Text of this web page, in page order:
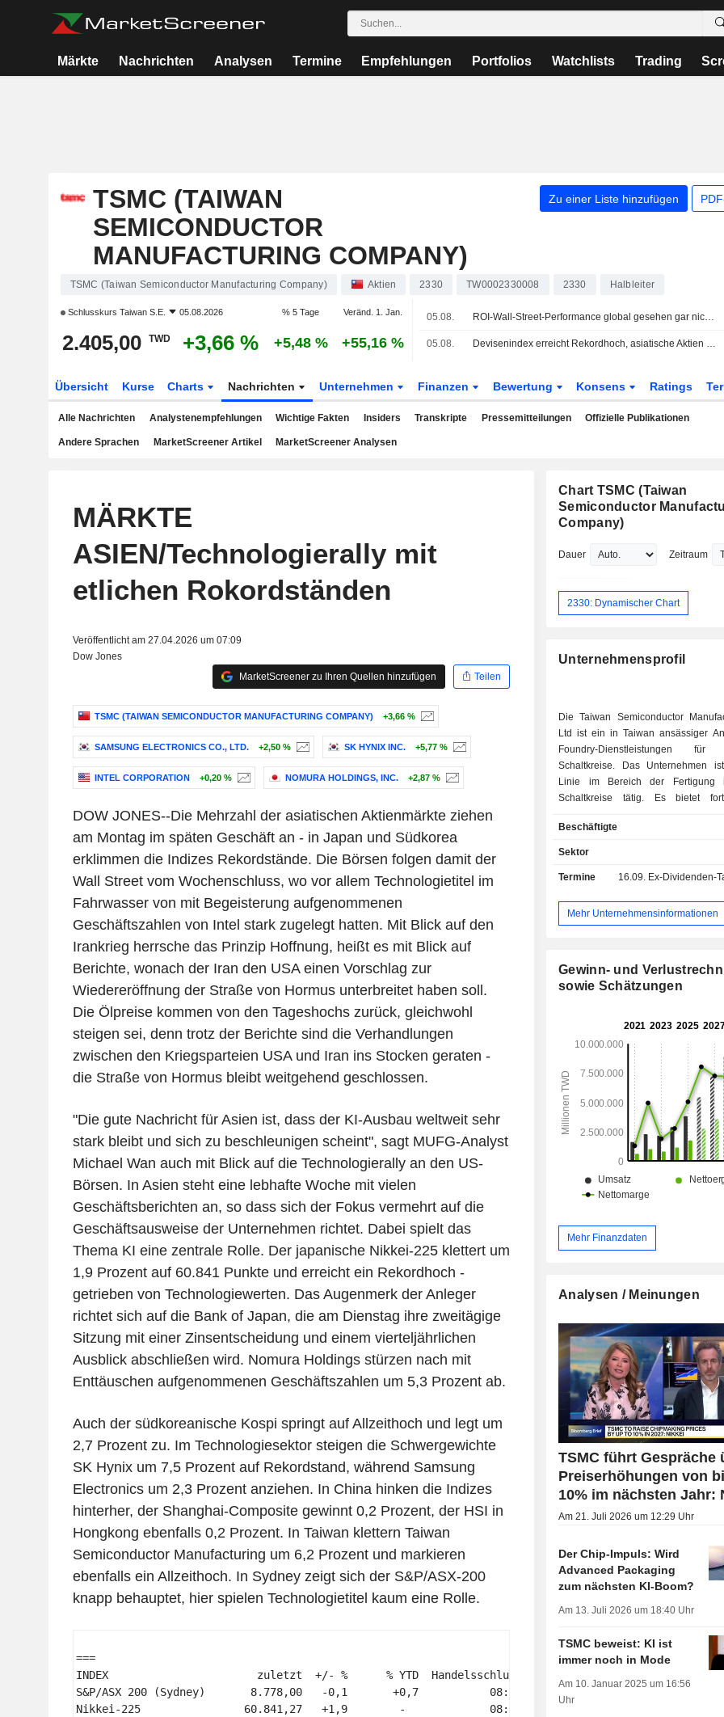
Märkte Nachrichten Analysen Termine Empfehlungen Portfolios Watchlists Trading
TSMC (TAIWAN
SEMICONDUCTOR
MANUFACTURING COMPANY)
Zu einer Liste hinzufügen
TSMC (Taiwan Semiconductor Manufacturing Company) Aktien 2330 TW0002330008 2330 Halbleiter
Schlusskurs Taiwan S.E. 05.08.2026 % 5 Tage Veränd. 1. Jan.
2.405,00 TWD +3,66 % +5,48 % +55,16 %
05.08. ROI-Wall-Street-Performance global gesehen gar nicht so 'außergewöhnlich': McGeever
05.08. Devisenindex erreicht Rekordhoch, asiatische Aktien steigen - nachlassende Nahost-Sorgen drücken Öl
Übersicht Kurse Charts Nachrichten Unternehmen Finanzen Bewertung Konsens Ratings
Alle Nachrichten Analystenempfehlungen Wichtige Fakten Insiders Transkripte Pressemitteilungen Offizielle Publikationen
Andere Sprachen MarketScreener Artikel MarketScreener Analysen
MÄRKTE
ASIEN/Technologierally mit
etlichen Rokordständen
Veröffentlicht am 27.04.2026 um 07:09
Dow Jones
MarketScreener zu Ihren Quellen hinzufügen
Teilen
TSMC (TAIWAN SEMICONDUCTOR MANUFACTURING COMPANY) +3,66 %
SAMSUNG ELECTRONICS CO., LTD. +2,50 % SK HYNIX INC. +5,77 %
INTEL CORPORATION +0,20 % NOMURA HOLDINGS, INC. +2,87 %
DOW JONES--Die Mehrzahl der asiatischen Aktienmärkte ziehen
am Montag im späten Geschäft an - in Japan und Südkorea
erklimmen die Indizes Rekordstände. Die Börsen folgen damit der
Wall Street vom Wochenschluss, wo vor allem Technologietitel im
Fahrwasser von mit Begeisterung aufgenommenen
Geschäftszahlen von Intel stark zugelegt hatten. Mit Blick auf den
Irankrieg herrsche das Prinzip Hoffnung, heißt es mit Blick auf
Berichte, wonach der Iran den USA einen Vorschlag zur
Wiedereröffnung der Straße von Hormus unterbreitet haben soll.
Die Ölpreise kommen von den Tageshochs zurück, gleichwohl
steigen sei, denn trotz der Berichte sind die Verhandlungen
zwischen den Kriegsparteien USA und Iran ins Stocken geraten -
die Straße von Hormus bleibt weitgehend geschlossen.
"Die gute Nachricht für Asien ist, dass der KI-Ausbau weltweit sehr
stark bleibt und sich zu beschleunigen scheint", sagt MUFG-Analyst
Michael Wan auch mit Blick auf die Technologierally an den US-
Börsen. In Asien steht eine lebhafte Woche mit vielen
Geschäftsberichten an, so dass sich der Fokus vermehrt auf die
Geschäftsausweise der Unternehmen richtet. Dabei spielt das
Thema KI eine zentrale Rolle. Der japanische Nikkei-225 klettert um
1,9 Prozent auf 60.841 Punkte und erreicht ein Rekordhoch -
getrieben von Technologiewerten. Das Augenmerk der Anleger
richtet sich auf die Bank of Japan, die am Dienstag ihre zweitägige
Sitzung mit einer Zinsentscheidung und einem vierteljährlichen
Ausblick abschließen wird. Nomura Holdings stürzen nach mit
Enttäuschen aufgenommenen Geschäftszahlen um 5,3 Prozent ab.
Auch der südkoreanische Kospi springt auf Allzeithoch und legt um
2,7 Prozent zu. Im Technologiesektor steigen die Schwergewichte
SK Hynix um 7,5 Prozent auf Rekordstand, während Samsung
Electronics um 2,3 Prozent anziehen. In China hinken die Indizes
hinterher, der Shanghai-Composite gewinnt 0,2 Prozent, der HSI in
Hongkong ebenfalls 0,2 Prozent. In Taiwan klettern Taiwan
Semiconductor Manufacturing um 6,2 Prozent und markieren
ebenfalls ein Allzeithoch. In Sydney zeigt sich der S&P/ASX-200
knapp behauptet, hier spielen Technologietitel kaum eine Rolle.
===
INDEX                       zuletzt  +/- %      % YTD  Handelsschluss
S&P/ASX 200 (Sydney)       8.778,00   -0,1       +0,7           08:00
Nikkei-225                60.841,27   +1,9        -             08:00
Chart TSMC (Taiwan
Semiconductor
Company)
Dauer Zeitraum
2330: Dynamischer Chart
Unternehmensprofil
Die Taiwan Semiconductor
Ltd ist ein in Taiwan ansässiger
Foundry-Dienstleistungen für
Schaltkreise. Das Unternehmen
Linie im Bereich der Fertigung
Schaltkreise tätig. Es bietet
Prozesslösungen, moderne
Silizium-Stacking-Verfahren sowie
dabei ein umfassendes Design-
verschiedenen Elektronikbranchen
darunter künstliche
Industrieausrüstung, Personal
Informationsanwendungen,
der Dinge sowie tragbare Geräte.
Beschäftigte
Sektor
Termine 16.09. Ex-Dividenden-
Mehr Unternehmensinformationen
Gewinn- und
sowie Schätzungen
Mehr Finanzdaten
Analysen / Meinungen
TSMC führt Gespräche
Preiserhöhungen von
10% im nächsten Jahr:
Am 21. Juli 2026 um 12:29 Uhr
Der Chip-Impuls: Wird
Advanced Packaging
zum nächsten KI-Boom?
Am 13. Juli 2026 um 18:40 Uhr
TSMC beweist: KI ist
immer noch in Mode
Am 10. Januar 2025 um 16:56
Uhr